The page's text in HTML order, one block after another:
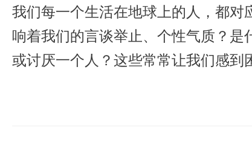
我们每一个生活在地球上的人，都
响着我们的言谈举止、个性气质？
或讨厌一个人？这些常常让我们感
识自己开始的。这本书里，林小仙
人拍案叫绝、感动到哭的12星座书